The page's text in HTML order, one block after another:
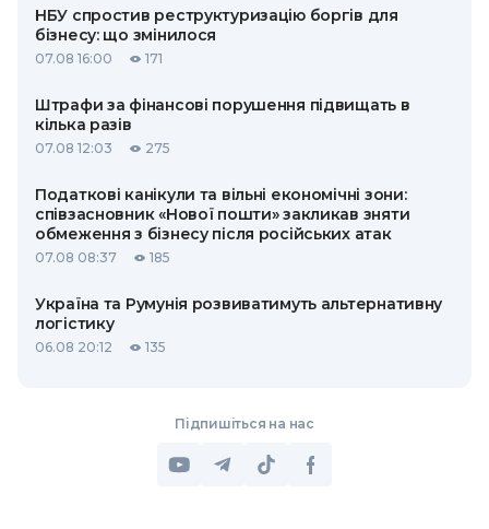
НБУ спростив реструктуризацію боргів для
бізнесу: що змінилося
07.08 16:00 171
Штрафи за фінансові порушення підвищать в
кілька разів
07.08 12:03 275
Податкові канікули та вільні економічні зони:
співзасновник «Нової пошти» закликав зняти
обмеження з бізнесу після російських атак
07.08 08:37 185
Україна та Румунія розвиватимуть альтернативну
логістику
06.08 20:12 135
Підпишіться на нас